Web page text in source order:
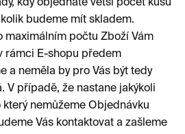
kdy objednáte větší počet kusů
budeme mít skladem.
maximálním počtu Zboží Vám
rámci E-shopu předem
a neměla by pro Vás být tedy
V případě, že nastane jakýkoli
nemůžeme Objednávku
Vás kontaktovat a zašleme